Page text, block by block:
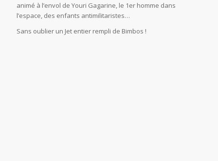
animé à l’envol de Youri Gagarine, le 1er homme dans
l’espace, des enfants antimilitaristes…
Sans oublier un Jet entier rempli de Bimbos !